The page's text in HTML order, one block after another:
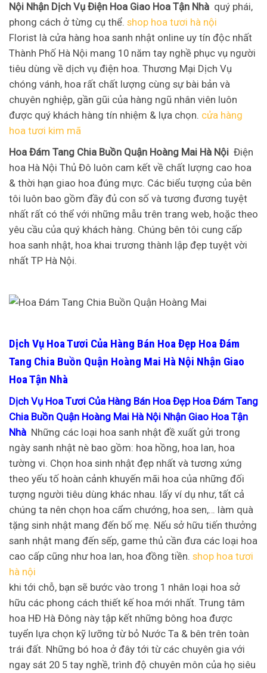
Nội Nhận Dịch Vụ Điện Hoa Giao Hoa Tận Nhà quý phái,
phong cách ở từng cụ thể. shop hoa tươi hà nội
Florist là cửa hàng hoa sanh nhật online uy tín độc nhất
Thành Phố Hà Nội mang 10 năm tay nghề phục vụ người
tiêu dùng về dịch vụ điện hoa. Thương Mại Dịch Vụ
chóng vánh, hoa rất chất lượng cùng sự bài bản và
chuyên nghiệp, gần gũi của hàng ngũ nhân viên luôn
được quý khách hàng tín nhiệm & lựa chọn. cửa hàng
hoa tươi kim mã
Hoa Đám Tang Chia Buồn Quận Hoàng Mai Hà Nội Điện
hoa Hà Nội Thủ Đô luôn cam kết về chất lượng cao hoa
& thời hạn giao hoa đúng mực. Các biểu tượng của bên
tôi luôn bao gồm đầy đủ con số và tương đương tuyệt
nhất rất có thể với những mẫu trên trang web, hoặc theo
yêu cầu của quý khách hàng. Chúng bên tôi cung cấp
hoa sanh nhật, hoa khai trương thành lập đẹp tuyệt vời
nhất TP Hà Nội.
Dịch Vụ Hoa Tươi Của Hàng Bán Hoa Đẹp Hoa Đám
Tang Chia Buồn Quận Hoàng Mai Hà Nội Nhận Giao
Hoa Tận Nhà
Dịch Vụ Hoa Tươi Của Hàng Bán Hoa Đẹp Hoa Đám Tang
Chia Buồn Quận Hoàng Mai Hà Nội Nhận Giao Hoa Tận
Nhà Những các loại hoa sanh nhật đề xuất gửi trong
ngày sanh nhật nè bao gồm: hoa hồng, hoa lan, hoa
tường vi. Chọn hoa sinh nhật đẹp nhất và tương xứng
theo yếu tố hoàn cảnh khuyến mãi hoa của những đối
tượng người tiêu dùng khác nhau. lấy ví dụ như, tất cả
chúng ta nên chọn hoa cẩm chướng, hoa sen,… làm quà
tặng sinh nhật mang đến bố mẹ. Nếu sở hữu tiến thưởng
sanh nhật mang đến sếp, game thủ cần đưa các loại hoa
cao cấp cũng như hoa lan, hoa đồng tiền. shop hoa tươi
hà nội
khi tới chỗ, bạn sẽ bước vào trong 1 nhân loại hoa sở
hữu các phong cách thiết kế hoa mới nhất. Trung tâm
hoa HĐ Hà Đông này tập kết những bông hoa được
tuyển lựa chọn kỹ lưỡng từ bỏ Nước Ta & bên trên toàn
trái đất. Những bó hoa ở đây tới từ các chuyên gia với
ngay sát 20 5 tay nghề, trình độ chuyên môn của họ siêu